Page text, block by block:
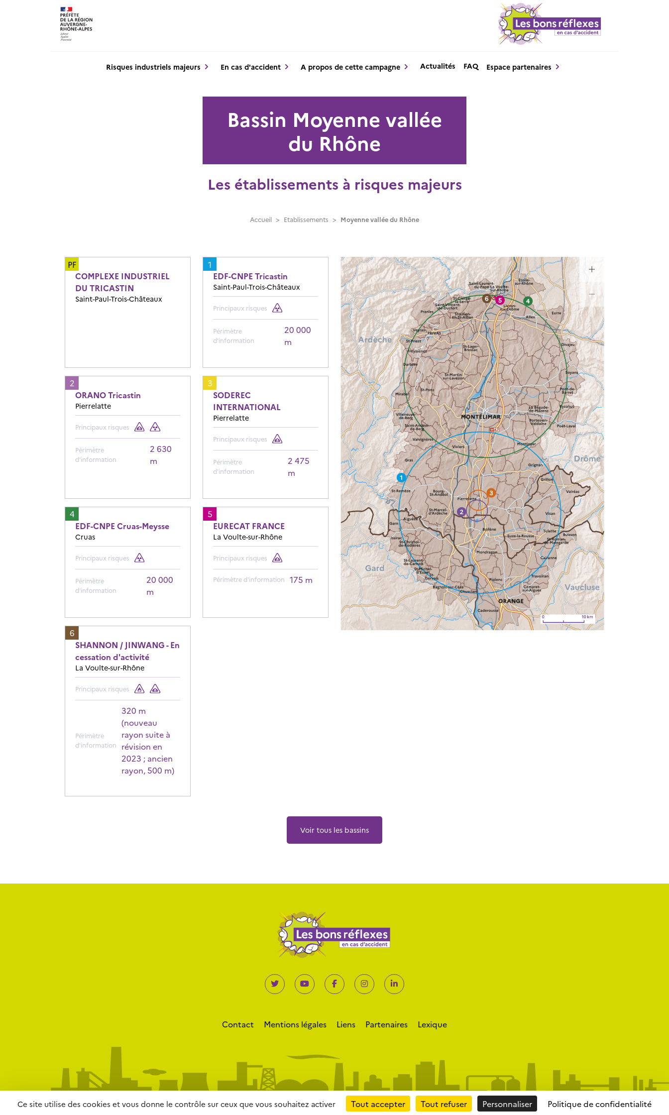
Risques industriels majeurs En cas d'accident A propos de cette campagne Actualités FAQ Espace partenaires
Bassin Moyenne vallée
du Rhône
Les établissements à risques majeurs
Accueil > Etablissements > Moyenne vallée du Rhône
PF
COMPLEXE INDUSTRIEL
DU TRICASTIN
Saint-Paul-Trois-Châteaux
1
EDF-CNPE Tricastin
Saint-Paul-Trois-Châteaux
Principaux risques
Périmètre
d'information
20 000
m
2
ORANO Tricastin
Pierrelatte
Principaux risques
Périmètre
d'information
2 630
m
3
SODEREC
INTERNATIONAL
Pierrelatte
Principaux risques
Périmètre
d'information
2 475
m
4
EDF-CNPE Cruas-Meysse
Cruas
Principaux risques
Périmètre
d'information
20 000
m
5
EURECAT FRANCE
La Voulte-sur-Rhône
Principaux risques
Périmètre d'information 175 m
6
SHANNON / JINWANG - En
cessation d'activité
La Voulte-sur-Rhône
Principaux risques
Périmètre
d'information
320 m
(nouveau
rayon suite à
révision en
2023 ; ancien
rayon, 500 m)
Voir tous les bassins
Contact Mentions légales Liens Partenaires Lexique
Panneau de gestion des cookies
Ce site utilise des cookies et vous donne le contrôle sur ceux que vous souhaitez activer Tout accepter Tout refuser Personnaliser Politique de confidentialité